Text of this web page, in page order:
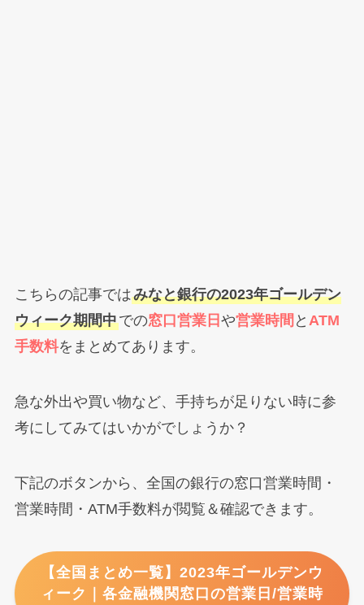
こちらの記事ではみなと銀行の2023年ゴールデン
ウィーク期間中での窓口営業日 や営業時間 と ATM
手数料をまとめてあります。
急な外出や買い物など、手持ちが足りない時に参
考にしてみてはいかがでしょうか？
下記のボタンから、全国の銀行の窓口営業時間・
営業時間・ATM手数料が閲覧＆確認できます。
【全国まとめ一覧】2023年ゴールデンウ
ィーク｜各金融機関窓口の営業日/営業時